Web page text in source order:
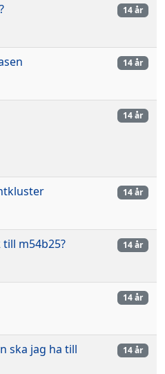
14 år
14 år
14 år
14 år
m54b25? 14 år
14 år
ska jag ha till
14 år